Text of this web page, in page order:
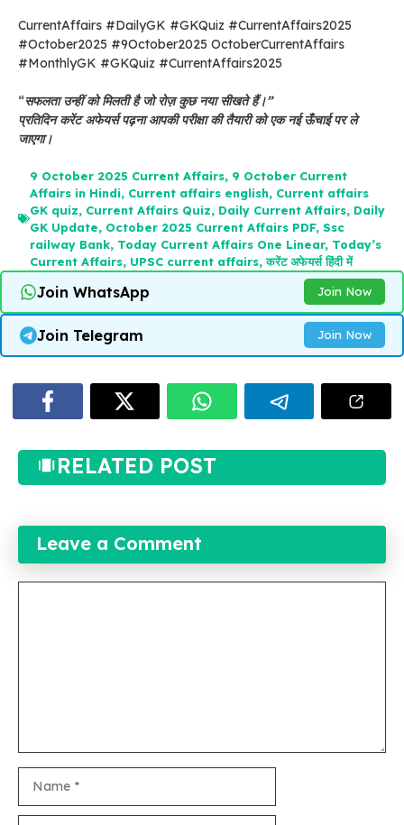
CurrentAffairs #DailyGK #GKQuiz #CurrentAffairs2025
#October2025 #9October2025 OctoberCurrentAffairs
#MonthlyGK #GKQuiz #CurrentAffairs2025
“सफलता उन्हीं को मिलती है जो रोज़ कुछ नया सीखते हैं।”
प्रतिदिन करेंट अफेयर्स पढ़ना आपकी परीक्षा की तैयारी को एक नई ऊँचाई पर ले
जाएगा।
9 October 2025 Current Affairs, 9 October Current
Affairs in Hindi, Current affairs english, Current affairs
GK quiz, Current Affairs Quiz, Daily Current Affairs, Daily
GK Update, October 2025 Current Affairs PDF, Ssc
railway Bank, Today Current Affairs One Linear, Today’s
Current Affairs, UPSC current affairs,करेंट अफेयर्स हिंदी में
Join WhatsApp Join Now
Join Telegram Join Now
RELATED POST
Leave a Comment